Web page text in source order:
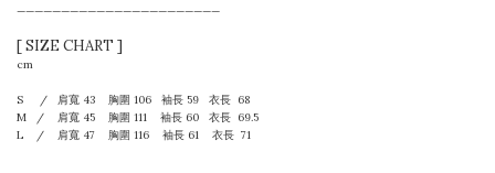
———————————————————————
[ SIZE CHART ]
cm
S / 肩寬 43 胸圍 106 袖長 59 衣長 68
M / 肩寬 45 胸圍 111 袖長 60 衣長 69.5
L / 肩寬 47 胸圍 116 袖長 61 衣長 71